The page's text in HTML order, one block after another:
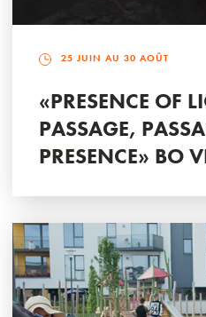
25 JUIN AU 30 AOÛT
«PRESENCE OF
PASSAGE,
PRESENCE» BO